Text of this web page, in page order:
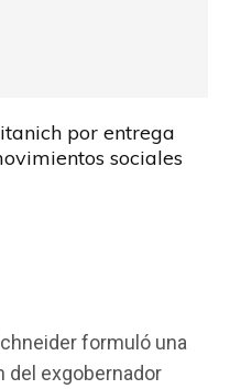
por entrega
sociales
formuló una
del exgobernador